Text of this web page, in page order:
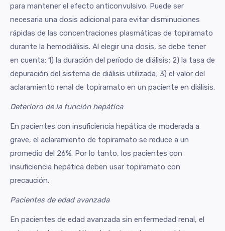
para mantener el efecto anticonvulsivo. Puede ser
necesaria una dosis adicional para evitar disminuciones
rápidas de las concentraciones plasmáticas de topiramato
durante la hemodiálisis. Al elegir una dosis, se debe tener
en cuenta: 1) la duración del período de diálisis; 2) la tasa de
depuración del sistema de diálisis utilizada; 3) el valor del
aclaramiento renal de topiramato en un paciente en diálisis.
Deterioro de la función hepática
En pacientes con insuficiencia hepática de moderada a
grave, el aclaramiento de topiramato se reduce a un
promedio del 26%. Por lo tanto, los pacientes con
insuficiencia hepática deben usar topiramato con
precaución.
Pacientes de edad avanzada
En pacientes de edad avanzada sin enfermedad renal, el